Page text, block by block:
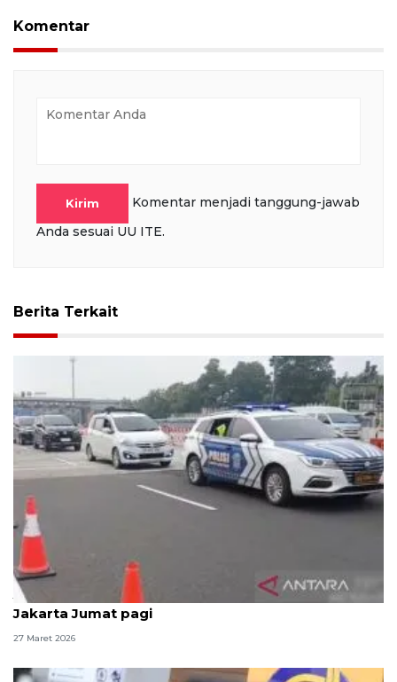
Komentar
Kirim
Komentar menjadi tanggung-jawab
Anda sesuai UU ITE.
Berita Terkait
Jasamarga terapkan"contraflow" di Tol Japek arah
Jakarta Jumat pagi
27 Maret 2026